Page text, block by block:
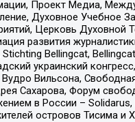
Проект Медиа,
Духовное Учебное
Церковь
развития
Bellingcat,
украинский
Вильсона,
Сахарова, Форум
в России –
островов Тисима